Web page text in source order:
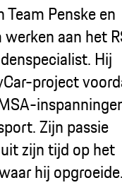
Penske en
aan het
Hij
project
Zijn passie
zijn tijd op het
hij